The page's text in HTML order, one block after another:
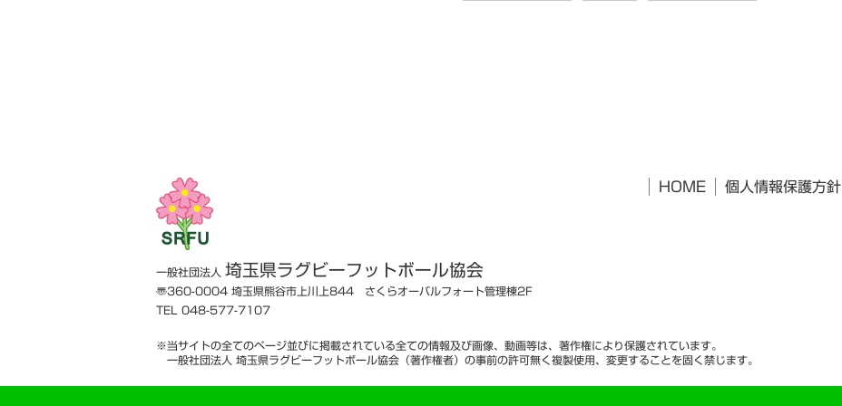
HOME 個人情報保護方針
一般社団法人 埼玉県ラグビーフットボール協会
〠360-0004 埼玉県熊谷市上川上844 さくらオーバルフォート管理棟2F
TEL 048-577-7107
※当サイトの全てのページ並びに掲載されている全ての情報及び画像、動画等は、著作権により保護されています。
一般社団法人 埼玉県ラグビーフットボール協会（著作権者）の事前の許可無く複製使用、変更することを固く禁じます。